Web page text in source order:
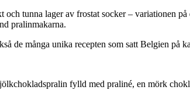
och tunna lager av frostat socker –
pralinmakarna.
många unika recepten som satt Belgien på
fylld med praliné, en mörk